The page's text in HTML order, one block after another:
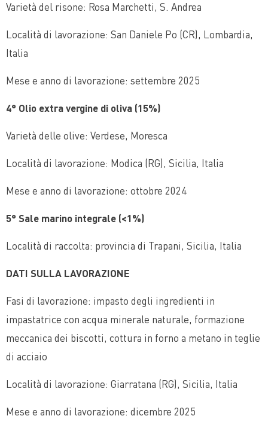
Varietà del risone: Rosa Marchetti, S. Andrea
Località di lavorazione: San Daniele Po (CR), Lombardia,
Italia
Mese e anno di lavorazione: settembre 2025
4° Olio extra vergine di oliva (15%)
Varietà delle olive: Verdese, Moresca
Località di lavorazione: Modica (RG), Sicilia, Italia
Mese e anno di lavorazione: ottobre 2024
5° Sale marino integrale (<1%)
Località di raccolta: provincia di Trapani, Sicilia, Italia
DATI SULLA LAVORAZIONE
Fasi di lavorazione: impasto degli ingredienti in
impastatrice con acqua minerale naturale, formazione
meccanica dei biscotti, cottura in forno a metano in teglie
di acciaio
Località di lavorazione: Giarratana (RG), Sicilia, Italia
Mese e anno di lavorazione: dicembre 2025